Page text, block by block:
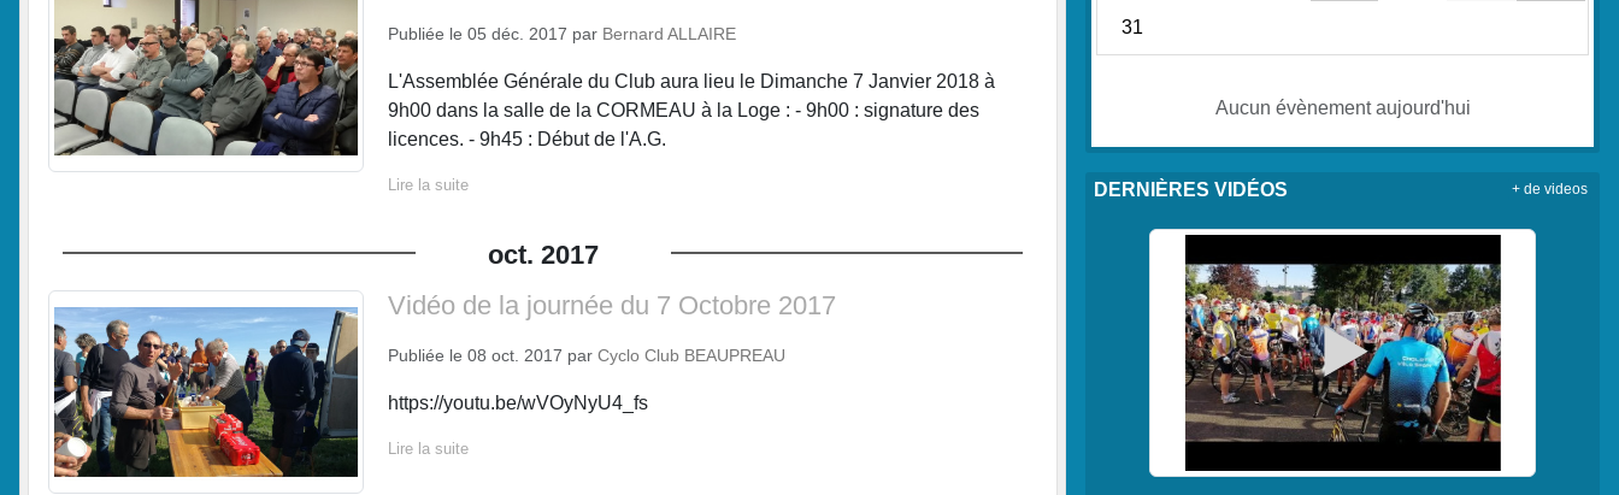
Publiée le 05 déc. 2017 par Bernard ALLAIRE
L'Assemblée Générale du Club aura lieu le Dimanche 7 Janvier 2018 à
9h00 dans la salle de la CORMEAU à la Loge : - 9h00 : signature des
licences. - 9h45 : Début de l'A.G.
Lire la suite
oct. 2017
Vidéo de la journée du 7 Octobre 2017
Publiée le 08 oct. 2017 par Cyclo Club BEAUPREAU
https://youtu.be/wVOyNyU4_fs
Lire la suite
31
Aucun évènement aujourd'hui
DERNIÈRES VIDÉOS + de videos